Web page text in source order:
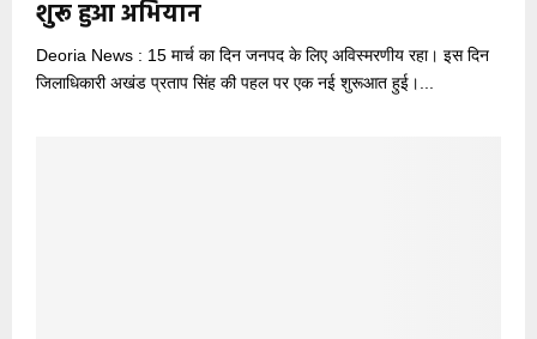
शुरू हुआ अभियान
Deoria News : 15 मार्च का दिन जनपद के लिए अविस्मरणीय रहा। इस दिन
जिलाधिकारी अखंड प्रताप सिंह की पहल पर एक नई शुरूआत हुई।...